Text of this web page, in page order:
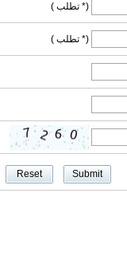
(* تطلب )
(* تطلب )